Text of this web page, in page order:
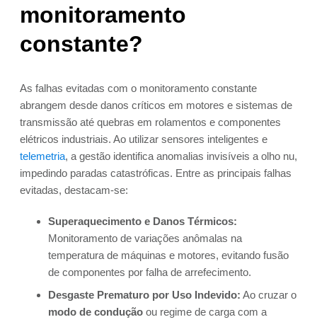
monitoramento
constante?
As falhas evitadas com o monitoramento constante
abrangem desde danos críticos em motores e sistemas de
transmissão até quebras em rolamentos e componentes
elétricos industriais. Ao utilizar sensores inteligentes e
telemetria, a gestão identifica anomalias invisíveis a olho nu,
impedindo paradas catastróficas. Entre as principais falhas
evitadas, destacam-se:
Superaquecimento e Danos Térmicos:
Monitoramento de variações anômalas na
temperatura de máquinas e motores, evitando fusão
de componentes por falha de arrefecimento.
Desgaste Prematuro por Uso Indevido: Ao cruzar o
modo de condução ou regime de carga com a